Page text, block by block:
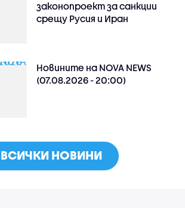
законопроект за санкции
срещу Русия и Иран
Новините на NOVA NEWS
(07.08.2026 - 20:00)
ВСИЧКИ НОВИНИ